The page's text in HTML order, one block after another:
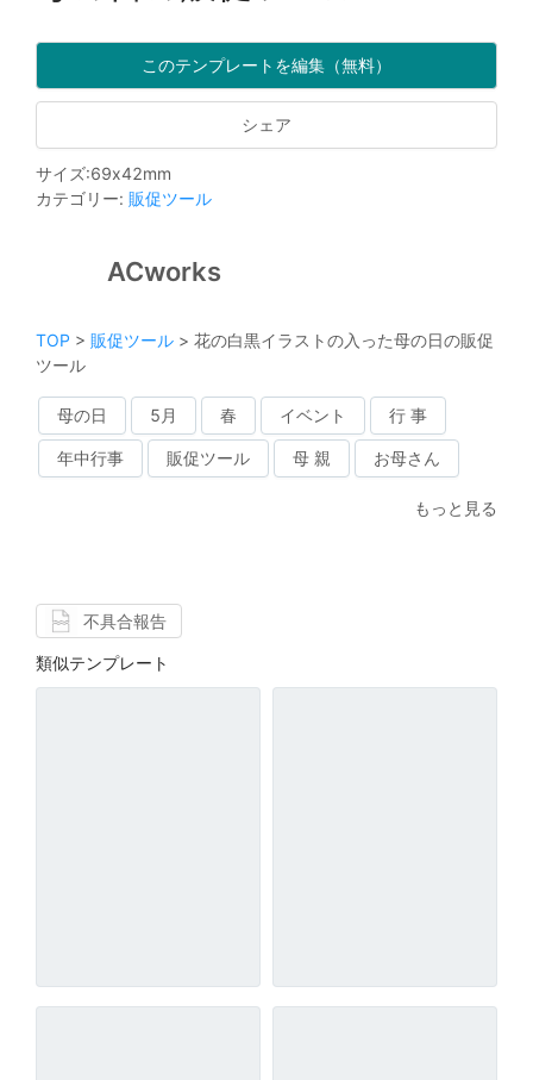
このテンプレートを編集（無料）
シェア
サイズ:69x42mm
カテゴリー: 販促ツール
ACworks
TOP > 販促ツール > 花の白黒イラストの入った母の日の販促
ツール
母の日 5月 春 イベント 行 事
年中行事 販促ツール 母 親 お母さん
もっと見る
不具合報告
類似テンプレート